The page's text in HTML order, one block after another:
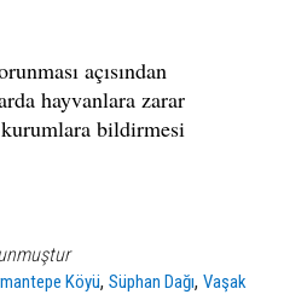
açısından
hayvanlara zarar
bildirmesi
Köyü,Süphan Dağı,Vaşak